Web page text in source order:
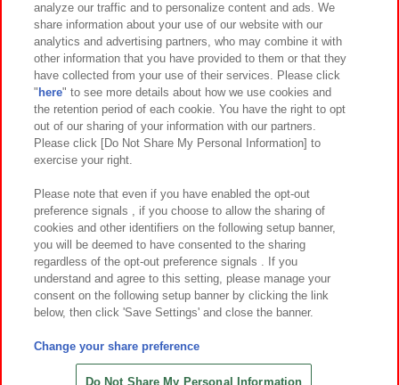
イベント・キャンペーン
関連会社 サステナビリティ サイトポリシー
プライバシーポリシー ウェブアクセシビリティ方針と検証結果
お取引先さまとともに
カスタマーハラスメント対応方針 よくあるご質問・お問い合わせ
©Bandai Namco Amusement Inc.
©Bandai Namco Amusement Lab Inc.
©HANAYASHIKI Co., Ltd. All Rights Reserved.
analyze our traffic and to personalize content and ads. We
share information about your use of our website with our
analytics and advertising partners, who may combine it with
other information that you have provided to them or that they
have collected from your use of their services. Please click
" here" to see more details about how we use cookies and
the retention period of each cookie. You have the right to opt
out of our sharing of your information with our partners.
Please click [Do Not Share My Personal Information] to
exercise your right.
Please note that even if you have enabled the opt-out
preference signals , if you choose to allow the sharing of
cookies and other identifiers on the following setup banner,
you will be deemed to have consented to the sharing
regardless of the opt-out preference signals . If you
understand and agree to this setting, please manage your
consent on the following setup banner by clicking the link
below, then click 'Save Settings' and close the banner.
Change your share preference
Do Not Share My Personal Information